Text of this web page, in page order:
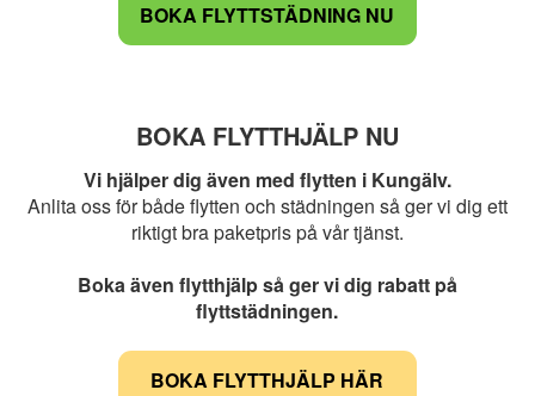
BOKA FLYTTSTÄDNING NU
BOKA FLYTTHJÄLP NU
Vi hjälper dig även med flytten i Kungälv.
Anlita oss för både flytten och städningen så ger vi dig ett
riktigt bra paketpris på vår tjänst.
Boka även flytthjälp så ger vi dig rabatt på
flyttstädningen.
BOKA FLYTTHJÄLP HÄR